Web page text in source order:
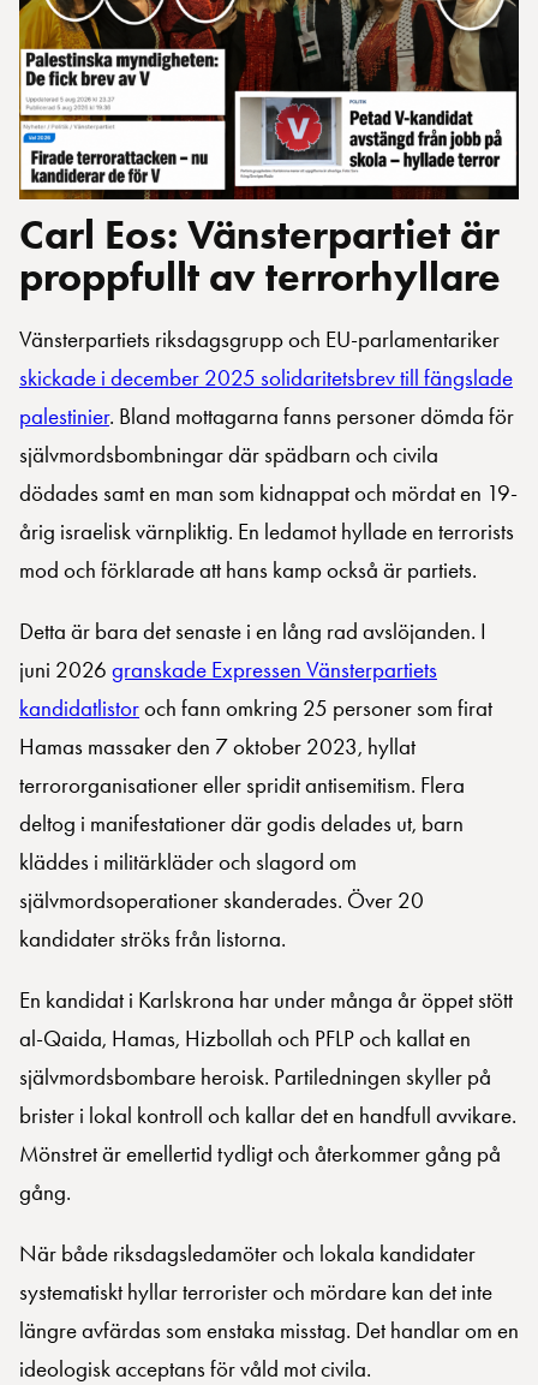
Carl Eos: Vänsterpartiet är
proppfullt av terrorhyllare
Vänsterpartiets riksdagsgrupp och EU-parlamentariker
skickade i december 2025 solidaritetsbrev till fängslade
palestinier. Bland mottagarna fanns personer dömda för
självmordsbombningar där spädbarn och civila
dödades samt en man som kidnappat och mördat en 19-
årig israelisk värnpliktig. En ledamot hyllade en terrorists
mod och förklarade att hans kamp också är partiets.
Detta är bara det senaste i en lång rad avslöjanden. I
juni 2026 granskade Expressen Vänsterpartiets
kandidatlistoroch fann omkring 25 personer som firat
Hamas massaker den 7 oktober 2023, hyllat
terrororganisationer eller spridit antisemitism. Flera
deltog i manifestationer där godis delades ut, barn
kläddes i militärkläder och slagord om
självmordsoperationer skanderades. Över 20
kandidater ströks från listorna.
En kandidat i Karlskrona har under många år öppet stött
al-Qaida, Hamas, Hizbollah och PFLP och kallat en
självmordsbombare heroisk. Partiledningen skyller på
brister i lokal kontroll och kallar det en handfull avvikare.
Mönstret är emellertid tydligt och återkommer gång på
gång.
När både riksdagsledamöter och lokala kandidater
systematiskt hyllar terrorister och mördare kan det inte
längre avfärdas som enstaka misstag. Det handlar om en
ideologisk acceptans för våld mot civila.